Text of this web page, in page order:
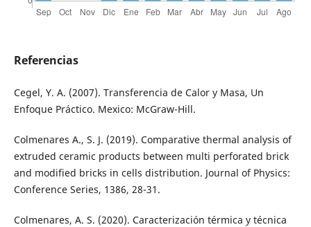
Referencias
Cegel, Y. A. (2007). Transferencia de Calor y Masa, Un
Enfoque Práctico. Mexico: McGraw-Hill.
Colmenares A., S. J. (2019). Comparative thermal analysis of
extruded ceramic products between multi perforated brick
and modified bricks in cells distribution. Journal of Physics:
Conference Series, 1386, 28-31.
Colmenares, A. S. (2020). Caracterización térmica y técnica